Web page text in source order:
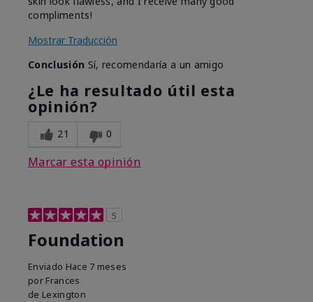
compliments!
Mostrar Traducción
Conclusión Sí, recomendaría a un amigo
¿Le ha resultado útil esta
opinión?
21 0
Marcar esta opinión
5
Foundation
Enviado Hace 7 meses
por Frances
de Lexington